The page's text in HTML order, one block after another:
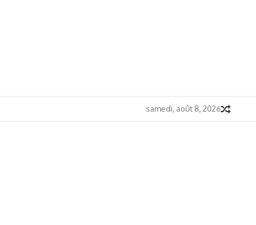
samedi, août 8, 2026